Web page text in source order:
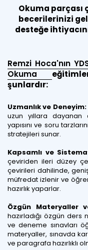
Okuma parçası
becerilerinizi
desteğe
Remzi Hoca'nın
Okuma
şunlardır:
Uzmanlık ve Deneyim:
uzun yıllara dayanan
yapısını ve soru
stratejileri sunar.
Kapsamlı ve
çeviriden ileri düzey
çevirileri dahilinde,
müfredat izlenir ve
hazırlık yaparlar.
Özgün Materyaller
hazırladığı özgün
ve deneme sınavları
materyaller, sınavda
ve paragrafa hazırlıklı